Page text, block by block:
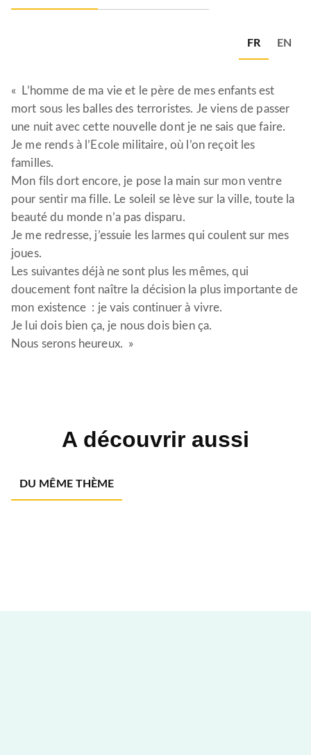
FR EN
« L’homme de ma vie et le père de mes enfants est
mort sous les balles des terroristes. Je viens de passer
une nuit avec cette nouvelle dont je ne sais que faire.
Je me rends à l’Ecole militaire, où l’on reçoit les
familles.
Mon fils dort encore, je pose la main sur mon ventre
pour sentir ma fille. Le soleil se lève sur la ville, toute la
beauté du monde n’a pas disparu.
Je me redresse, j’essuie les larmes qui coulent sur mes
joues.
Les suivantes déjà ne sont plus les mêmes, qui
doucement font naître la décision la plus importante de
mon existence : je vais continuer à vivre.
Je lui dois bien ça, je nous dois bien ça.
Nous serons heureux. »
A découvrir aussi
DU MÊME THÈME